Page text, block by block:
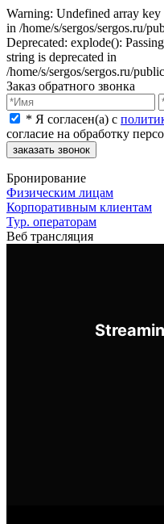
Warning: Undefined array
in /home/s/sergos/sergos.ru/
Deprecated: explode():
string is deprecated in
/home/s/sergos/sergos.ru/
Заказ обратного звонка
* Я согласен(a) с
согласие на обработку
заказать звонок
Бронирование
Физическим лицам
Корпоративным клиентам
Тур. операторам
Веб трансляция